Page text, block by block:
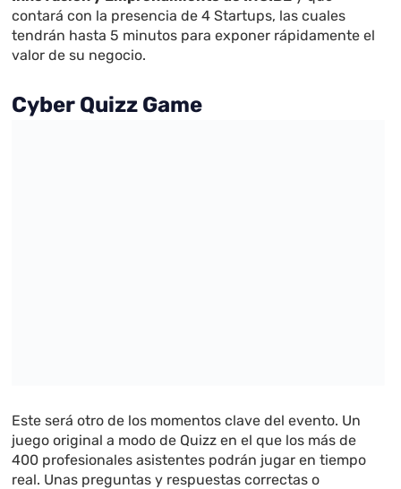
contará con la presencia de 4 Startups, las cuales
tendrán hasta 5 minutos para exponer rápidamente el
valor de su negocio.
Cyber Quizz Game
Este será otro de los momentos clave del evento. Un
juego original a modo de Quizz en el que los más de
400 profesionales asistentes podrán jugar en tiempo
real. Unas preguntas y respuestas correctas o